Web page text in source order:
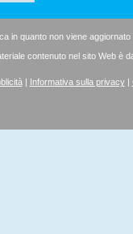
in quanto non viene
contenuto nel sito Web è
| Informativa sulla privacy|